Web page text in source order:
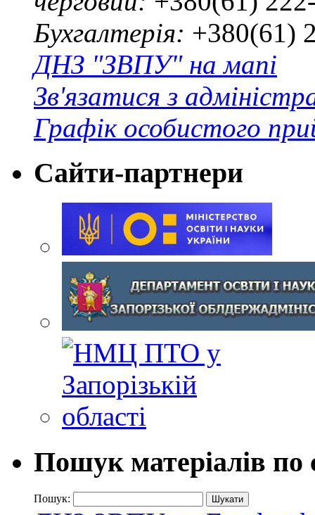
Бухгалтерія: +380(61)
ДНЗ "ЗВПУ" на мапі
Зв'язатися з
Графік особистого
Сайти-партнери
Пошук матеріалів по
Пошук: